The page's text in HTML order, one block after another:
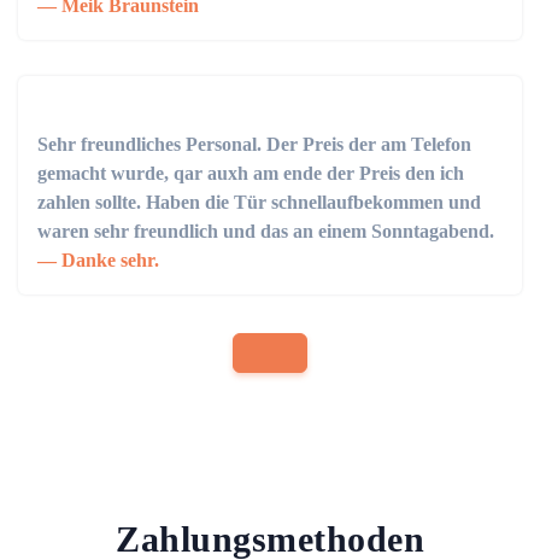
Meik Braunstein
Sehr freundliches Personal. Der Preis der am Telefon
gemacht wurde, qar auxh am ende der Preis den ich
zahlen sollte. Haben die Tür schnellaufbekommen und
waren sehr freundlich und das an einem Sonntagabend.
Danke sehr.
Zahlungsmethoden